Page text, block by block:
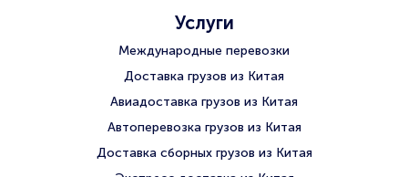
Услуги
Международные перевозки
Доставка грузов из Китая
Авиадоставка грузов из Китая
Автоперевозка грузов из Китая
Доставка сборных грузов из Китая